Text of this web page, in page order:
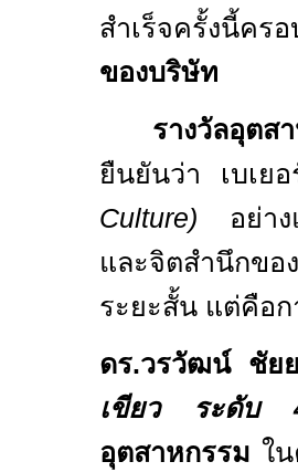
สำเร็จครั้งนี้คร
ของบริษัท
รางวัลอุตส
ยืนยันว่า เบเย
Culture)
อย่า
และจิตสำนึกข
ระยะสั้น แต่คือ
ดร.วรวัฒน์ ชัย
เขียว ระดับ
อุตสาหกรรม ใ